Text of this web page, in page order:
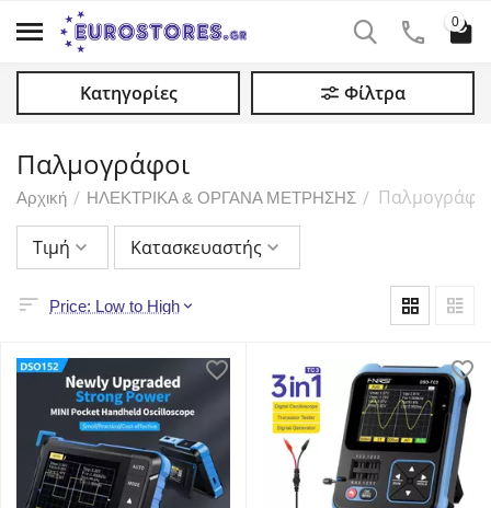
0
Κατηγορίες Φίλτρα
Παλμογράφοι
Αρχική / ΗΛΕΚΤΡΙΚΑ & ΟΡΓΑΝΑ ΜΕΤΡΗΣΗΣ /
Τιμή Κατασκευαστής
Price: Low to High